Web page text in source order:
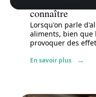
connaître
Lorsqu'on parle
aliments, bien que
provoquer des
En savoir plus